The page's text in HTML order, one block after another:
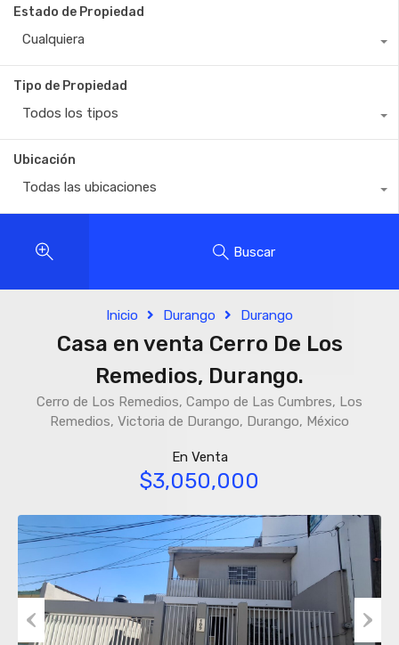
Estado de Propiedad
Cualquiera
Tipo de Propiedad
Todos los tipos
Ubicación
Todas las ubicaciones
Buscar
Inicio Durango Durango
Casa en venta Cerro De Los
Remedios, Durango.
Cerro de Los Remedios, Campo de Las Cumbres, Los
Remedios, Victoria de Durango, Durango, México
En Venta
$3,050,000